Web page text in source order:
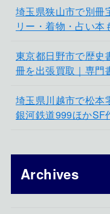
埼玉県狭山市で別冊
リー・着物・占い本
東京都日野市で歴史
冊を出張買取｜専門
埼玉県川越市で松本
銀河鉄道999ほかSF
Archives